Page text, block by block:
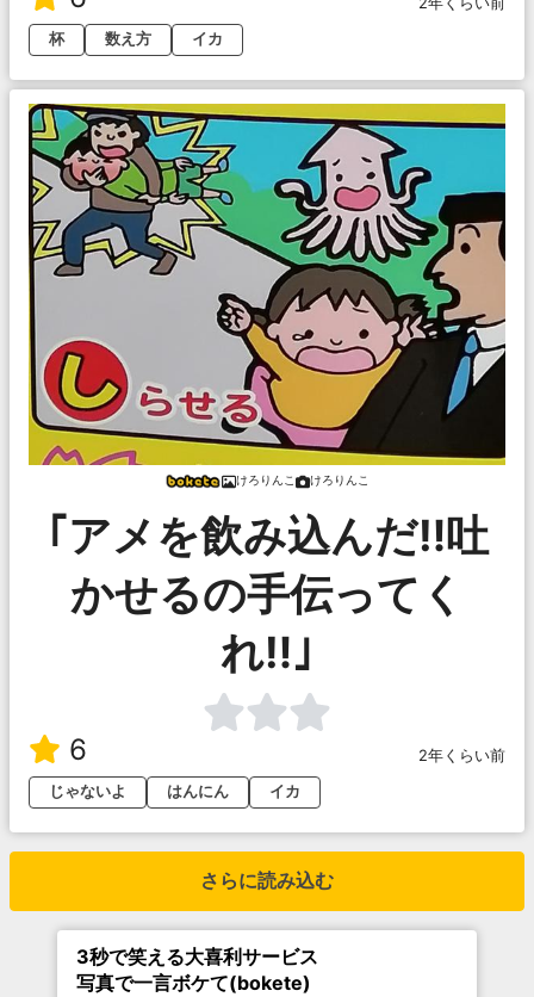
杯
数え方 イカ
けろりんこ けろりんこ
｢アメを飲み込んだ‼️吐
かせるの手伝ってく
れ‼️｣
6
2年くらい前
じゃないよ
はんにん イカ
さらに読み込む
3秒で笑える大喜利サービス
写真で一言ボケて(bokete)